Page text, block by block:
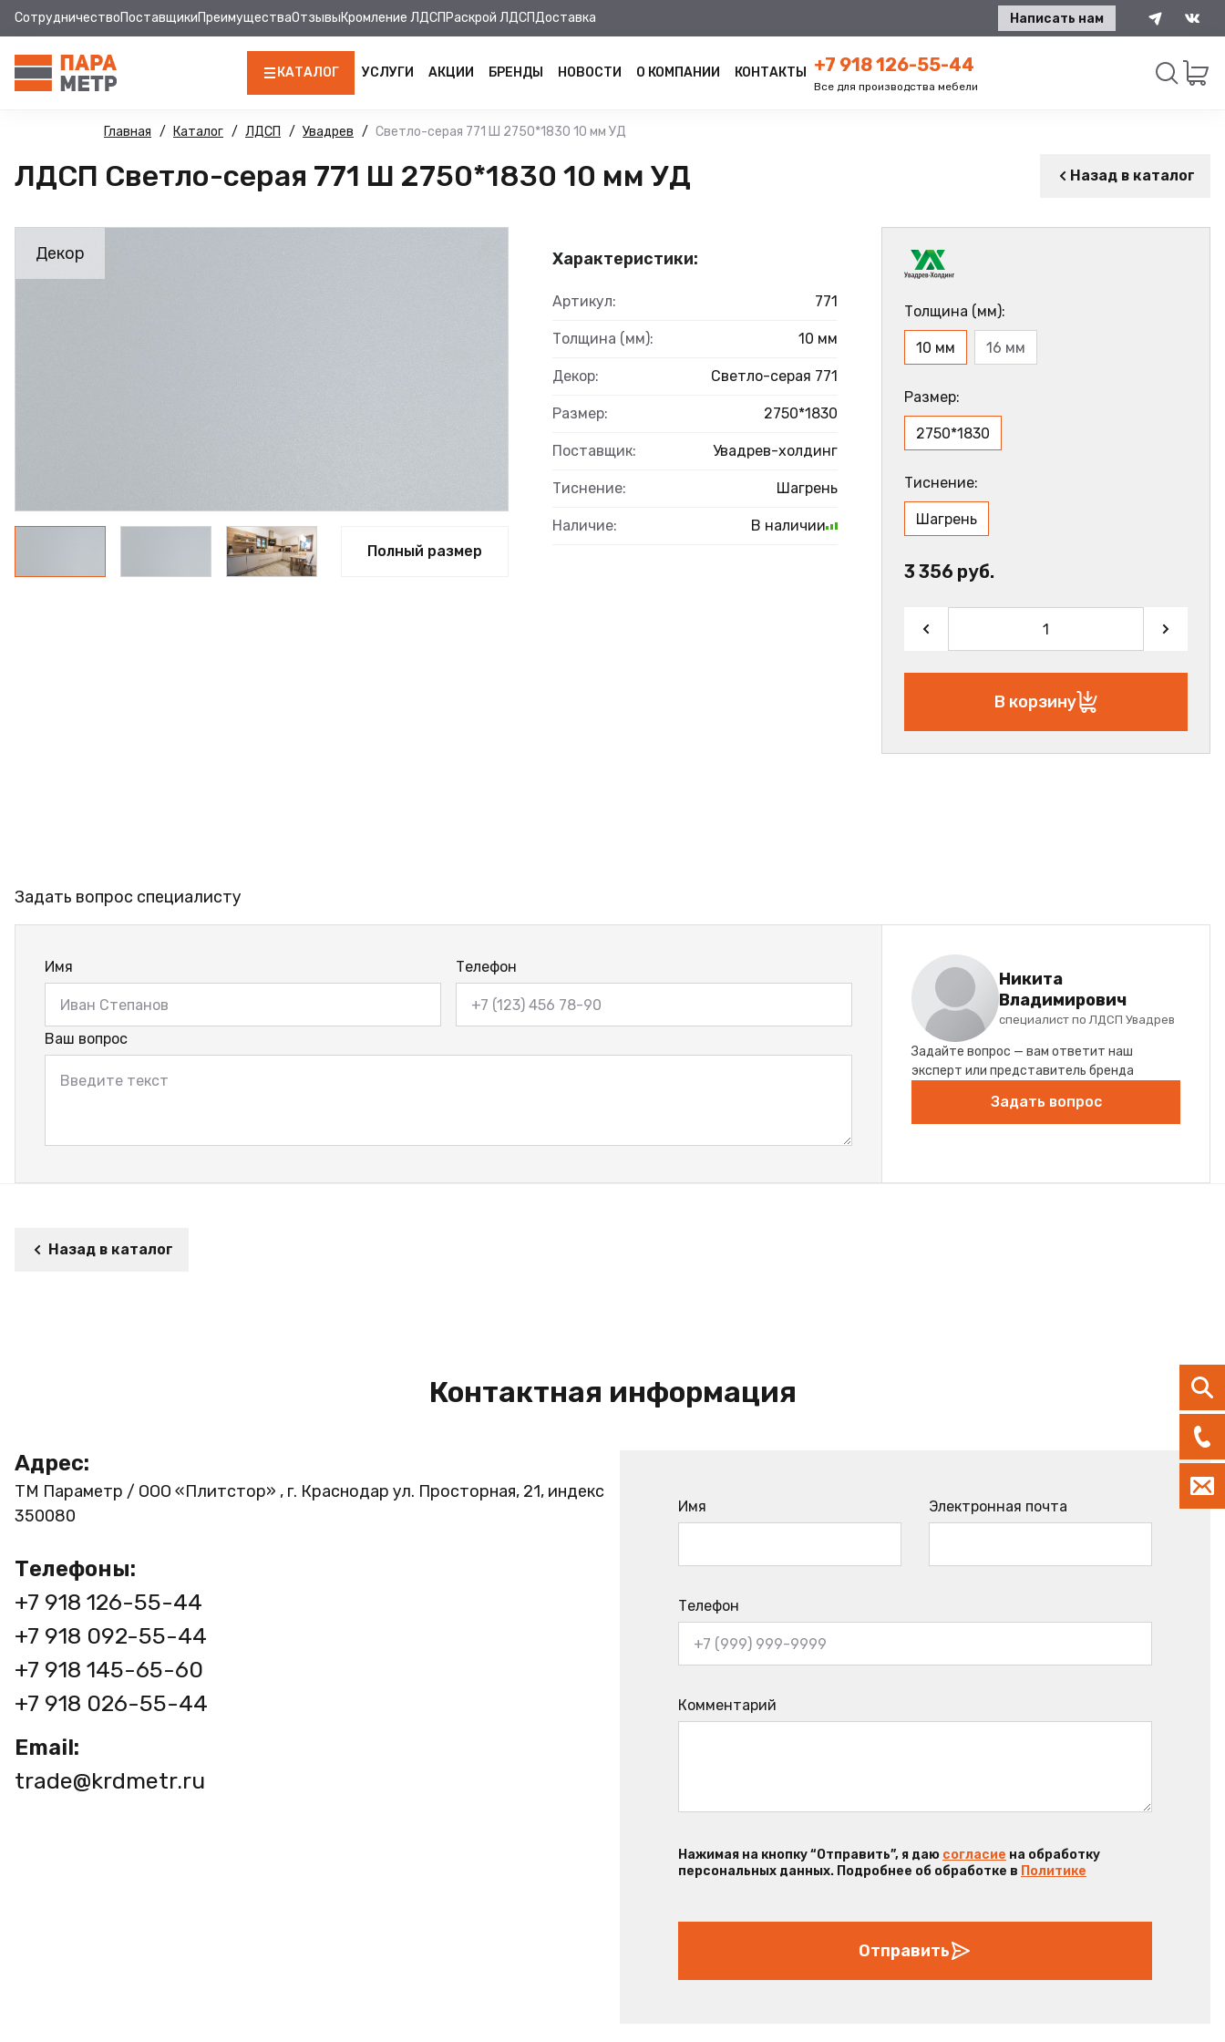
СотрудничествоПоставщикиПреимуществаОтзывыКромление ЛДСП Раскрой ЛДСПДоставка Написать нам
КАТАЛОГ
ЛДСП
КРОМКА
РАСПРОДАЖА
НОВИНКИ
УСЛУГИ АКЦИИ БРЕНДЫ НОВОСТИ О КОМПАНИИ КОНТАКТЫ +7 918 126-55-44
Все для производства мебели
Главная Каталог ЛДСП Увадрев Светло-серая 771 Ш 2750*1830 10 мм УД
ЛДСП Светло-серая 771 Ш 2750*1830 10 мм УД Назад в каталог
Декор
Полный размер
Характеристики:
Артикул: 771
Толщина (мм): 10 мм
Декор: Светло-серая 771
Размер: 2750*1830
Поставщик: Увадрев-холдинг
Тиснение: Шагрень
Наличие: В наличии
Толщина (мм):
10 мм 16 мм
Размер:
2750*1830
Тиснение:
Шагрень
3 356 руб.
В корзину
Задать вопрос специалисту
Имя Телефон
Ваш вопрос
Никита
Владимирович
специалист по ЛДСП Увадрев
Задайте вопрос — вам ответит наш
эксперт или представитель бренда
Задать вопрос
Назад в каталог
Контактная информация
Адрес:
ТМ Параметр / ООО «Плитстор» , г. Краснодар ул. Просторная, 21, индекс
350080
Телефоны:
+7 918 126-55-44
+7 918 092-55-44
+7 918 145-65-60
+7 918 026-55-44
Email:
trade@krdmetr.ru
Имя Электронная почта
Телефон
Комментарий
Нажимая на кнопку “Отправить”, я даю согласие на обработку
персональных данных. Подробнее об обработке в Политике
Отправить